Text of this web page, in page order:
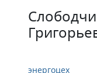
энергоцех